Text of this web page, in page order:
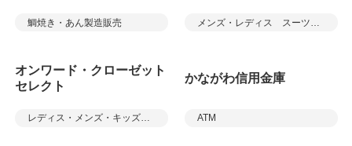
鯛焼き・あん製造販売
オンワード・クローゼット
セレクト
レディス・メンズ・キッズアパレル／雑貨
かながわ信用金庫
ATM